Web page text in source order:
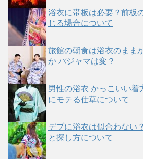
浴衣に帯板は必要？前板
じる場合について
旅館の朝食は浴衣のまま
か パジャマは変？
男性の浴衣 かっこいい着
にモテる仕草について
デブに浴衣は似合わない
と探し方について